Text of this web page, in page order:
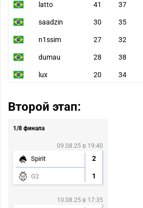
latto 41 37
saadzin 30 35
n1ssim 27 32
dumau 28 38
lux 20 34
Второй этап:
1/8 финала
09.08.25 в 19:40
Spirit 2
G2 1
10.08.25 в 17:35